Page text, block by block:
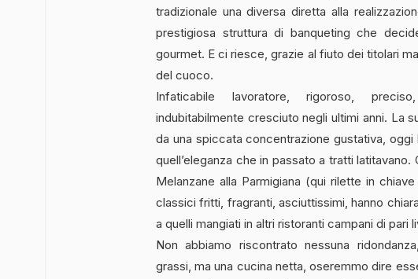
tradizionale una diversa diretta alla
prestigiosa struttura di banqueting che
gourmet. E ci riesce, grazie al fiuto dei titolari
del cuoco.
Infaticabile lavoratore, rigoroso,
indubitabilmente cresciuto negli ultimi anni. La
da una spiccata concentrazione gustativa,
quell’eleganza che in passato a tratti
Melanzane alla Parmigiana (qui rilette in
classici fritti, fragranti, asciuttissimi, hanno
a quelli mangiati in altri ristoranti campani di pari
Non abbiamo riscontrato nessuna
grassi, ma una cucina netta, oseremmo dire